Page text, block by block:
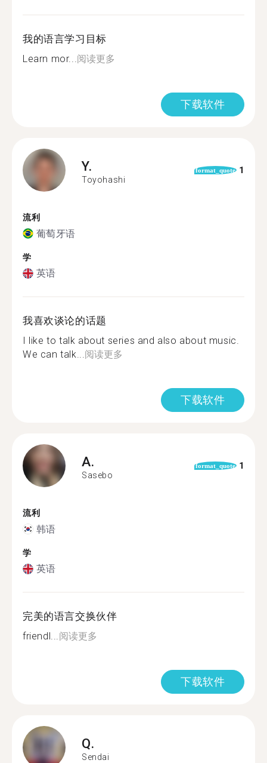
我的语言学习目标
Learn mor...阅读更多
下载软件
Y.
Toyohashi
format_quote 1
流利
葡萄牙语
学
英语
我喜欢谈论的话题
I like to talk about series and also about music.
We can talk...阅读更多
下载软件
A.
Sasebo
format_quote 1
流利
韩语
学
英语
完美的语言交换伙伴
friendl...阅读更多
下载软件
Q.
Sendai